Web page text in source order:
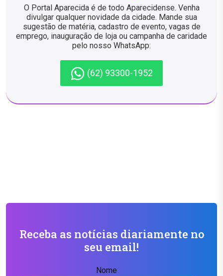
O Portal Aparecida é de todo Aparecidense. Venha
divulgar qualquer novidade da cidade. Mande sua
sugestão de matéria, cadastro de evento, vagas de
emprego, inauguração de loja ou campanha de caridade
pelo nosso WhatsApp:
(62) 93300-1952
Receba as notícias diariamente no
seu email!
Nome